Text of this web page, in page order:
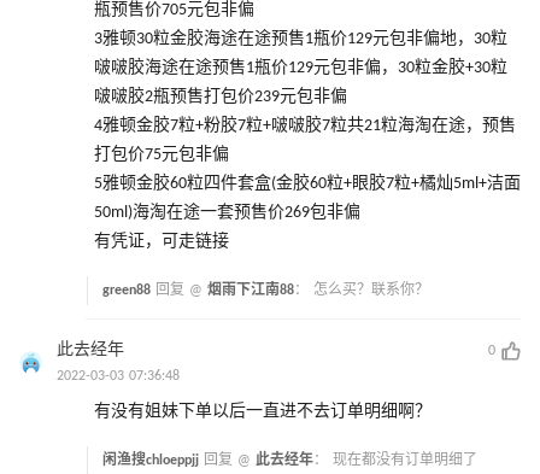
瓶预售价705元包非偏
3雅顿30粒金胶海途在途预售1瓶价129元包非偏地，30粒
啵啵胶海途在途预售1瓶价129元包非偏，30粒金胶+30粒
啵啵胶2瓶预售打包价239元包非偏
4雅顿金胶7粒+粉胶7粒+啵啵胶7粒共21粒海淘在途，预售
打包价75元包非偏
5雅顿金胶60粒四件套盒(金胶60粒+眼胶7粒+橘灿5ml+洁面
50ml)海淘在途一套预售价269包非偏
有凭证，可走链接
green88 回复 @ 烟雨下江南88： 怎么买？联系你？
此去经年
0
2022-03-03 07:36:48
有没有姐妹下单以后一直进不去订单明细啊？
闲渔搜chloeppjj 回复 @ 此去经年： 现在都没有订单明细了